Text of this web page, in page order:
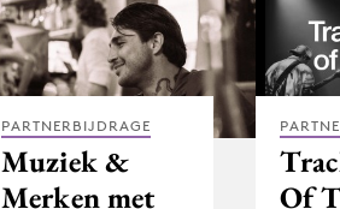
PARTNERBIJDRAGE
Muziek &
Merken met
Of